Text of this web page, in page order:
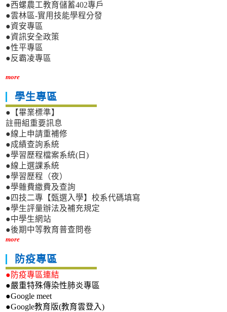
●西螺農工教育儲蓄402專戶
●雲林區-實用技能學程分發
●資安專區
●資訊安全政策
●性平專區
●反霸凌專區
more
學生專區
●【畢業標準】
註冊組重要訊息
●線上申請重補修
●成績查詢系統
●學習歷程檔案系統(日)
●線上選課系統
●學習歷程（夜）
●學雜費繳費及查詢
●四技二專【甄選入學】校系代碼填寫
●學生評量辦法及補充規定
●中學生網站
●後期中等教育普查問卷
more
防疫專區
●防疫專區連結
●嚴重特殊傳染性肺炎專區
●Google meet
●Google教育版(教育雲登入)